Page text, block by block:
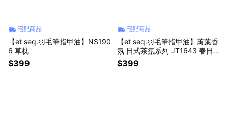
宅配商品
【et seq.羽毛筆指甲油】NS190
6 草枕
$399
宅配商品
【et seq.羽毛筆指甲油】薰葉香
氛 日式茶氛系列 JT1643 春日
朝曦
$399